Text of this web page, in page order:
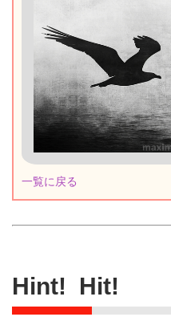
一覧に戻る
Hint! Hit!